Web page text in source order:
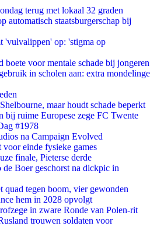
terug met lokaal 32 graden
automatisch staatsburgerschap bij
'vulvalippen' op: 'stigma op
voor mentale schade bij jongeren
in scholen aan: extra mondelinge
maar houdt schade beperkt
bij ruime Europese zege FC Twente
#1978
na Campaign Evolved
einde fysieke games
finale, Pieterse derde
Boer geschorst na dickpic in
quad tegen boom, vier gewonden
hem in 2028 opvolgt
in zware Ronde van Polen-rit
trouwen soldaten voor